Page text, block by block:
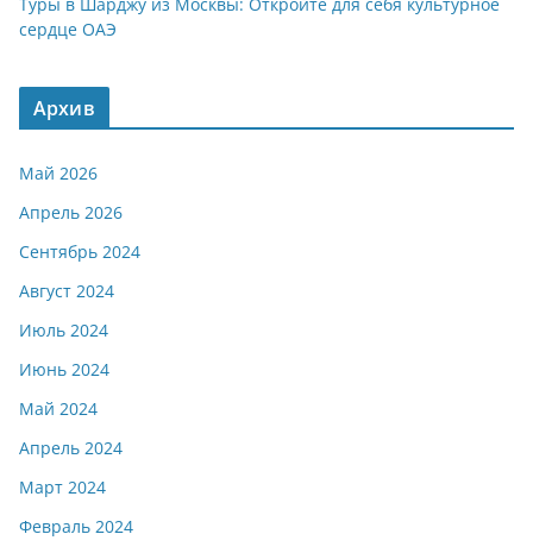
сердце ОАЭ
Архив
Май 2026
Апрель 2026
Сентябрь 2024
Август 2024
Июль 2024
Июнь 2024
Май 2024
Апрель 2024
Март 2024
Февраль 2024